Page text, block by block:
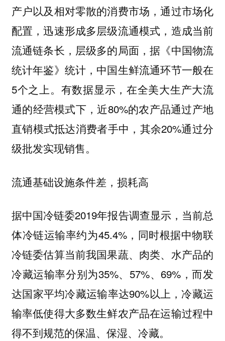
产户以及相对零散的消费市场，通过市场化
配置，迅速形成多层级流通模式，造成当前
流通链条长，层级多的局面，据《中国物流
统计年鉴》统计，中国生鲜流通环节一般在
5个之上。有数据显示，在全美大生产大流
通的经营模式下，近80%的农产品通过产地
直销模式抵达消费者手中，其余20%通过分
级批发实现销售。
流通基础设施条件差，损耗高
据中国冷链委2019年报告调查显示，当前总
体冷链运输率约为45.4%，同时根据中物联
冷链委估算当前我国果蔬、肉类、水产品的
冷藏运输率分别为35%、57%、69%，而发
达国家平均冷藏运输率达90%以上，冷藏运
输率低使得大多数生鲜农产品在运输过程中
得不到规范的保温、保湿、冷藏。